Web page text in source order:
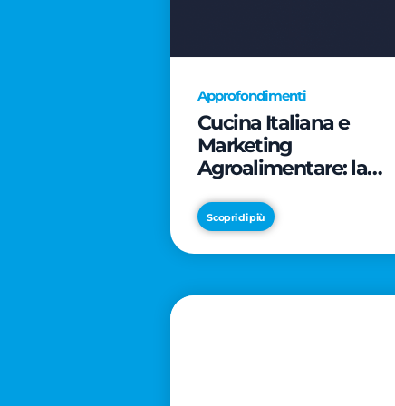
Approfondimenti
Cucina Italiana e
Marketing
Agroalimentare: la
milioni per trasformare
la tavola in asset
geopolitico
Scopri di più